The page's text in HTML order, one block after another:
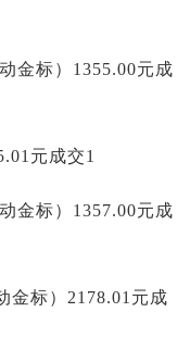
金标）1355.00元成
元成交1
金标）1357.00元成
金标）2178.01元成